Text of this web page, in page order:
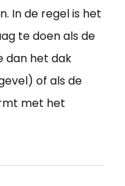
In de regel is het
te doen als de
dan het dak
of als de
met het